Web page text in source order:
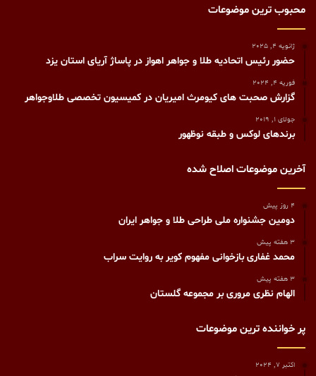
محبوب ترین موضوعات
ژانویه 4, 2025
حضور رئیس اتحادیه طلا و جواهر اهواز در پاساژ آریای استان یزد
فوریه 4, 2024
گزارش صحبت های کیومرث امیریان در کمیسیون تخصصی طلاوجواهر
جولای 1, 2019
برندهای لوکس و طبقه نوظهور
آخرین موضوعات اصلاح شده
4 روز پیش
دومین جشنواره ملی طراحی طلا و جواهر ایران
3 هفته پیش
محمد غفاری بازخوانی مفهوم کویر به روایت سراب
3 هفته پیش
الهام نظری مروری بر مجموعه گلستان
پر خواننده ترین موضوعات
اکتبر 7, 2024